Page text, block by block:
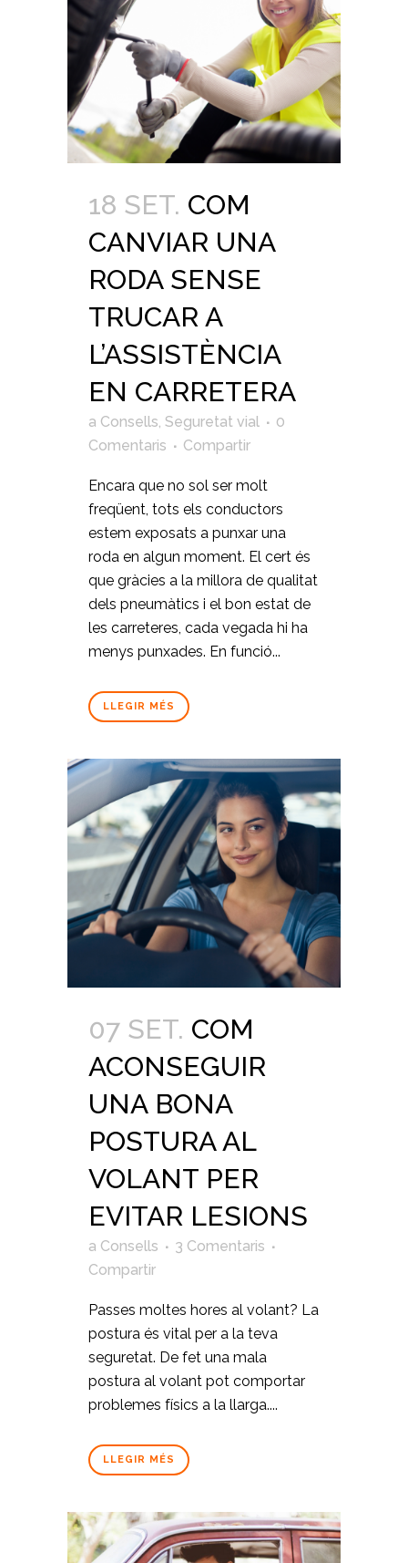
18 SET. COM
CANVIAR UNA
RODA SENSE
TRUCAR A
L’ASSISTÈNCIA
EN CARRETERA
a Consells Seguretat vial
0
Comentaris
Compartir
Encara que no sol ser molt
freqüent, tots els conductors
estem exposats a punxar una
roda en algun moment. El cert és
que gràcies a la millora de qualitat
dels pneumàtics i el bon estat de
les carreteres, cada vegada hi ha
menys punxades. En funció...
LLEGIR MÉS
07 SET. COM
ACONSEGUIR
UNA BONA
POSTURA AL
VOLANT PER
EVITAR LESIONS
a Consells
3 Comentaris
Compartir
Passes moltes hores al volant? La
postura és vital per a la teva
seguretat. De fet una mala
postura al volant pot comportar
problemes físics a la llarga....
LLEGIR MÉS